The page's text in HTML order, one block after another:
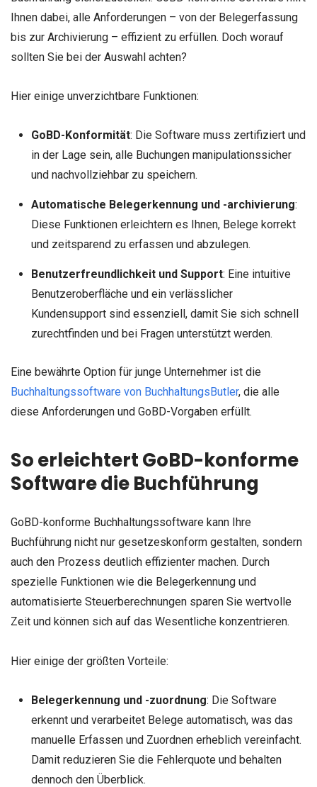
Ihnen dabei, alle Anforderungen – von der Belegerfassung
bis zur Archivierung – effizient zu erfüllen. Doch worauf
sollten Sie bei der Auswahl achten?
Hier einige unverzichtbare Funktionen:
GoBD-Konformität: Die Software muss zertifiziert und
in der Lage sein, alle Buchungen manipulationssicher
und nachvollziehbar zu speichern.
Automatische Belegerkennung und -archivierung:
Diese Funktionen erleichtern es Ihnen, Belege korrekt
und zeitsparend zu erfassen und abzulegen.
Benutzerfreundlichkeit und Support: Eine intuitive
Benutzeroberfläche und ein verlässlicher
Kundensupport sind essenziell, damit Sie sich schnell
zurechtfinden und bei Fragen unterstützt werden.
Eine bewährte Option für junge Unternehmer ist die
Buchhaltungssoftware von BuchhaltungsButler, die alle
diese Anforderungen und GoBD-Vorgaben erfüllt.
So erleichtert GoBD-konforme
Software die Buchführung
GoBD-konforme Buchhaltungssoftware kann Ihre
Buchführung nicht nur gesetzeskonform gestalten, sondern
auch den Prozess deutlich effizienter machen. Durch
spezielle Funktionen wie die Belegerkennung und
automatisierte Steuerberechnungen sparen Sie wertvolle
Zeit und können sich auf das Wesentliche konzentrieren.
Hier einige der größten Vorteile:
Belegerkennung und -zuordnung: Die Software
erkennt und verarbeitet Belege automatisch, was das
manuelle Erfassen und Zuordnen erheblich vereinfacht.
Damit reduzieren Sie die Fehlerquote und behalten
dennoch den Überblick.